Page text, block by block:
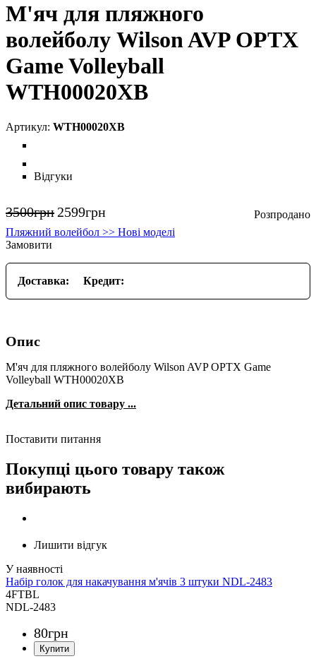
М'яч для пляжного
волейболу Wilson AVP OPTX
Game Volleyball
WTH00020XB
WTH00020XB
Відгуки
3500грн 2599грн
Пляжний волейбол >> Нові моделі
Замовити
Доставка: Кредит:
Опис
М'яч для пляжного волейболу Wilson AVP OPTX Game
Volleyball WTH00020XB
Детальний опис товару ...
Поставити питання
Покупці цього товару також
вибирають
Лишити відгук
Набір голок для накачування м'ячів 3 штуки NDL-2483
4FTBL
NDL-2483
80грн